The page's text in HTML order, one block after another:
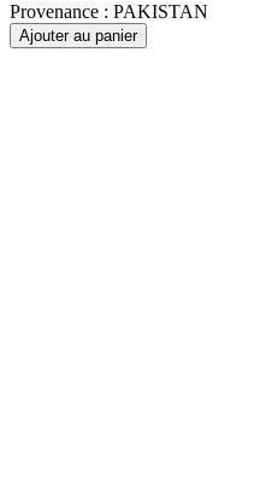
Provenance : PAKISTAN
Ajouter au panier